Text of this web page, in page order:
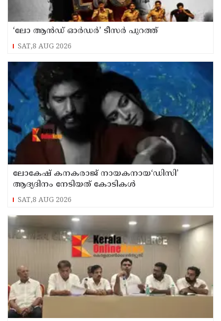
‘ലോ ആൻഡ് ഓർഡർ’ ടീസർ പുറത്ത്
SAT,8 AUG 2026
ലോകേഷ് കനകരാജ് നായകനായ‘ഡിസി’
ആദ്യദിനം നേടിയത് കോടികൾ
SAT,8 AUG 2026